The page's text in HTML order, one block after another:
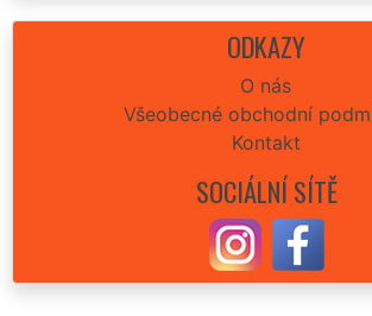
budu využívat i nadále a budu doporučovat.
mého bytu na Chodově. Velmi ochotné slečny,
odvedená práce i cena. Určitě každému
Super přístup, ochota, vstřícnost, skvěle
bytu na Chodově. Děkuji mockrát. Doporučuji.👍😀
Včera, po vystěhování našich dvou bytů na
společnost EXTRA SLUŽBY poskytla svoje
obou bytů. Naprostá spokojenost, moc moc
sehraní se svými kolegy stěhováky. Stoprocentně
ODKAZY
O nás
Všeobecné obchodní
Kontakt
SOCIÁLNÍ SÍTĚ